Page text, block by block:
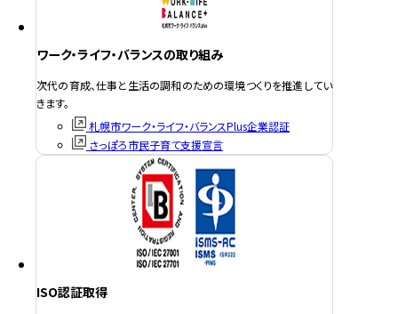
ワーク・ライフ・バランスの取り組み
次代の育成、仕事と生活の調和のための環境つくりを推進してい
きます。
札幌市ワーク・ライフ・バランスPlus企業認証
さっぽろ市民子育て支援宣言
ISO認証取得